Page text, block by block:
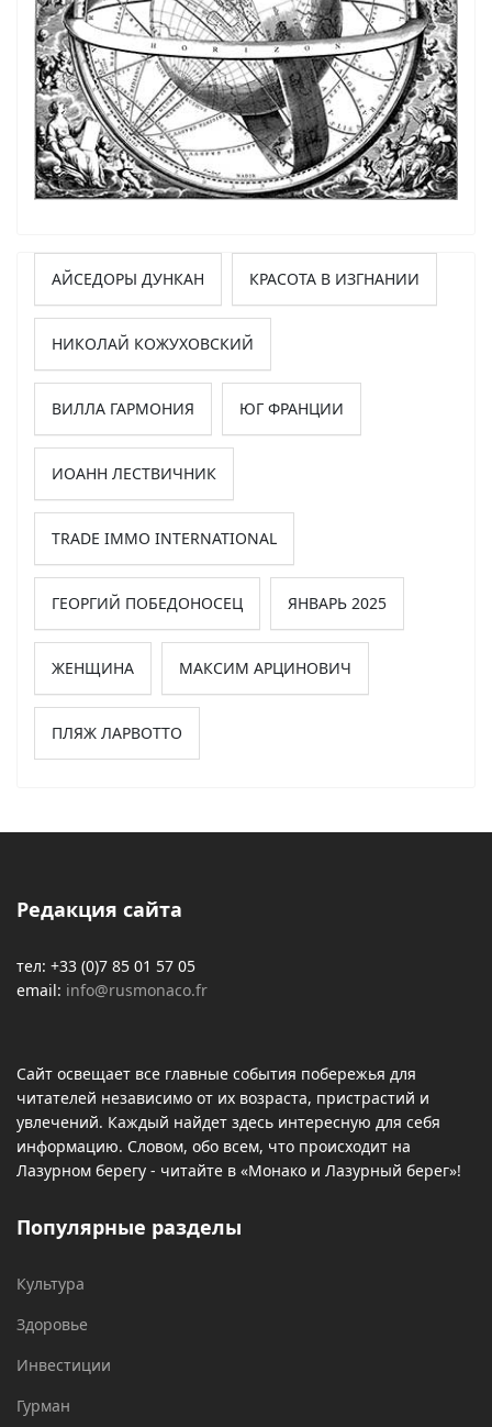
АЙСЕДОРЫ ДУНКАН КРАСОТА В ИЗГНАНИИ
НИКОЛАЙ КОЖУХОВСКИЙ
ВИЛЛА ГАРМОНИЯ ЮГ ФРАНЦИИ
ИОАНН ЛЕСТВИЧНИК
TRADE IMMO INTERNATIONAL
ГЕОРГИЙ ПОБЕДОНОСЕЦ ЯНВАРЬ 2025
ЖЕНЩИНА МАКСИМ АРЦИНОВИЧ
ПЛЯЖ ЛАРВОТТО
Редакция сайта
тел: +33 (0)7 85 01 57 05
email: info@rusmonaco.fr
Сайт освещает все главные события побережья для
читателей независимо от их возраста, пристрастий и
увлечений. Каждый найдет здесь интересную для себя
информацию. Словом, обо всем, что происходит на
Лазурном берегу - читайте в «Монако и Лазурный берег»!
Популярные разделы
Культура
Здоровье
Инвестиции
Гурман